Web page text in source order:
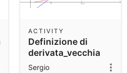
Definizione di
derivata_vecchia
ACTIVITY
Sergio